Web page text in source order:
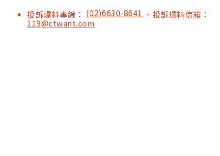
投訴爆料專線： (02)6630-8641 、投訴爆料信箱：
119@ctwant.com